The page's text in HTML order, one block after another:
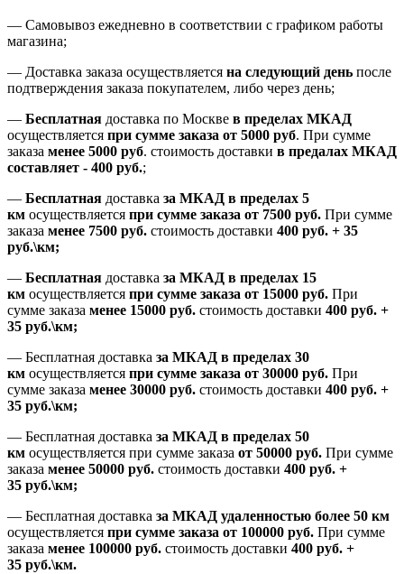
— Самовывоз ежедневно в соответствии с графиком работы
магазина;
— Доставка заказа осуществляется на следующий день после
подтверждения заказа покупателем, либо через день;
— Бесплатная доставка по Москве в пределах МКАД
осуществляется при сумме заказа от 5000 руб. При сумме
заказа менее 5000 руб. стоимость доставки в предалах МКАД
составляет - 400 руб.;
— Бесплатная доставка за МКАД в пределах 5
км осуществляется при сумме заказа от 7500 руб. При сумме
заказа менее 7500 руб. стоимость доставки 400 руб. + 35
руб.\км;
— Бесплатная доставка за МКАД в пределах 15
км осуществляется при сумме заказа от 15000 руб. При
сумме заказа менее 15000 руб. стоимость доставки 400 руб. +
35 руб.\км;
— Бесплатная доставка за МКАД в пределах 30
км осуществляется при сумме заказа от 30000 руб. При
сумме заказа менее 30000 руб. стоимость доставки 400 руб. +
35 руб.\км;
— Бесплатная доставка за МКАД в пределах 50
км осуществляется при сумме заказа от 50000 руб. При сумме
заказа менее 50000 руб. стоимость доставки 400 руб. +
35 руб.\км;
— Бесплатная доставка за МКАД удаленностью более 50 км
осуществляется при сумме заказа от 100000 руб. При сумме
заказа менее 100000 руб. стоимость доставки 400 руб. +
35 руб.\км.